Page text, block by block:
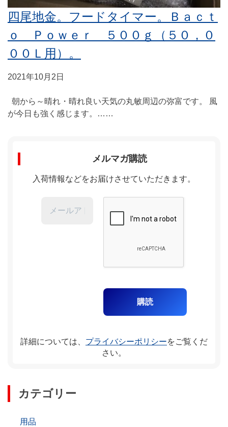
四尾地金。フードタイマー。Ｂａｃｔ
ｏ Ｐｏｗｅｒ ５００ｇ（５０，０
００Ｌ用）。
2021年10月2日
朝から～晴れ・晴れ良い天気の丸敏周辺の弥富です。 風
が今日も強く感じます。……
メルマガ購読
入荷情報などをお届けさせていただきます。
詳細については、 プライバシーポリシーをご覧くだ
さい。
カテゴリー
用品